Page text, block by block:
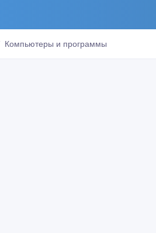
Компьютеры и программы